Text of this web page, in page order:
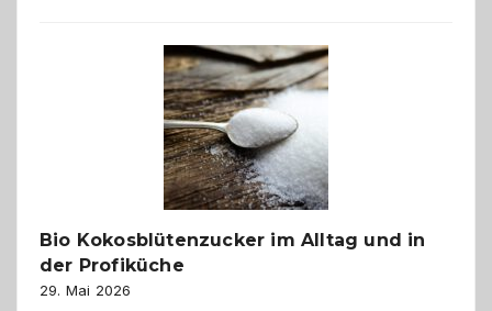
Freund
in
Gefahr
ist:
Brandschutz
für
Hunde
eigenen
Bio Kokosblütenzucker im Alltag und in
der Profiküche
29. Mai 2026